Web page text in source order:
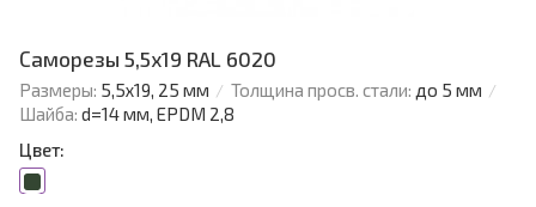
Саморезы 5,5х19 RAL 6020
Размеры: 5,5х19, 25 мм Толщина просв. стали: до 5 мм
Шайба: d=14 мм, EPDM 2,8
Цвет: